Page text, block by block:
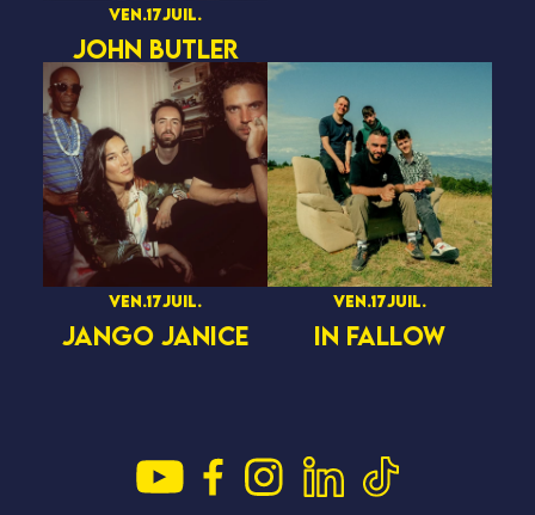
ven.17juil.
John Butler
ven.17juil.
JANGO JANICE
ven.17juil.
IN FALLOW